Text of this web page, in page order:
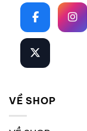
VỀ SHOP